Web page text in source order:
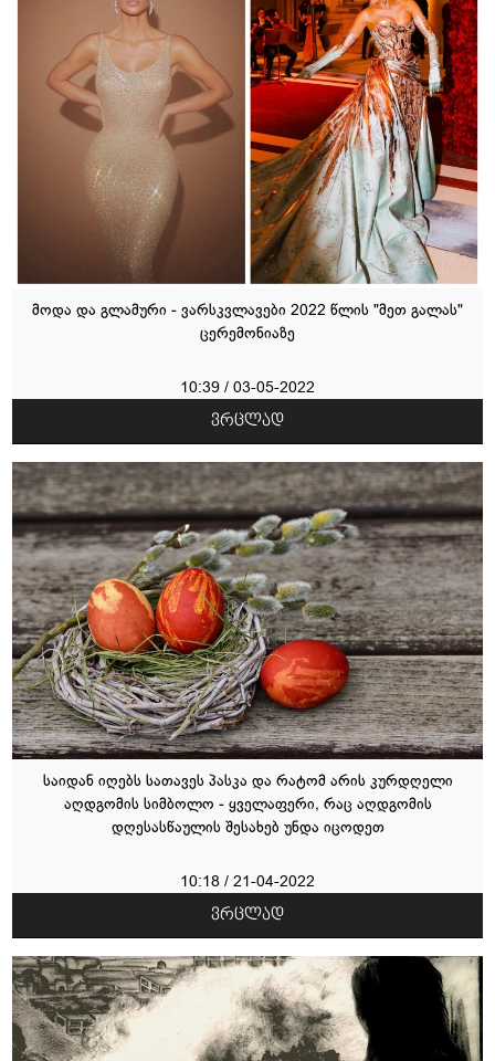
მოდა და გლამური - ვარსკვლავები 2022 წლის "მეთ გალას"
ცერემონიაზე
10:39 / 03-05-2022
საიდან იღებს სათავეს პასკა და რატომ არის კურდღელი
აღდგომის სიმბოლო - ყველაფერი, რაც აღდგომის
დღესასწაულის შესახებ უნდა იცოდეთ
10:18 / 21-04-2022